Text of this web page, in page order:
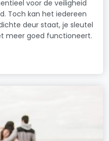
voor de veiligheid
Toch kan het iedereen
deur staat, je sleutel
meer goed functioneert.